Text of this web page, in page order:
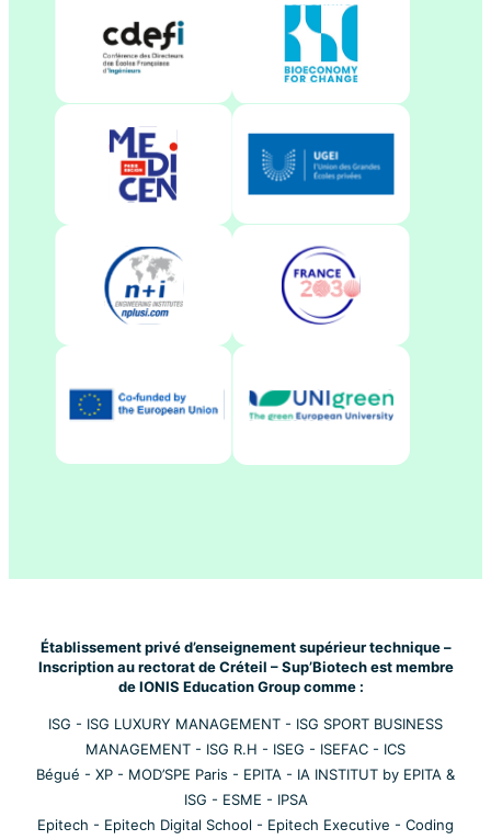
Établissement privé d’enseignement supérieur technique –
Inscription au rectorat de Créteil – Sup’Biotech est membre
de IONIS Education Group comme :
ISG - ISG LUXURY MANAGEMENT - ISG SPORT BUSINESS
MANAGEMENT - ISG R.H - ISEG - ISEFAC - ICS
Bégué - XP - MOD’SPE Paris - EPITA - IA INSTITUT by EPITA &
ISG - ESME - IPSA
Epitech - Epitech Digital School - Epitech Executive - Coding